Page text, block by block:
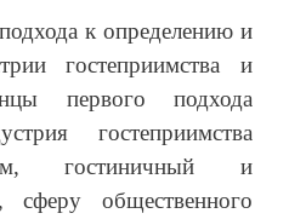
к определению и
гостеприимства и
первого подхода
гостеприимства
гостиничный и
сферу общественного